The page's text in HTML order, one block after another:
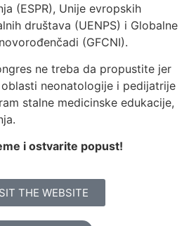
(ESPR), Unije evropskih
društava (UENPS) i Globalne
(GFCNI).
ne treba da propustite jer
neonatologije i pedijatrije
stalne medicinske edukacije,
i ostvarite popust!
THE WEBSITE